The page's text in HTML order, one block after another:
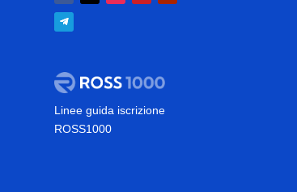
Linee guida iscrizione
ROSS1000